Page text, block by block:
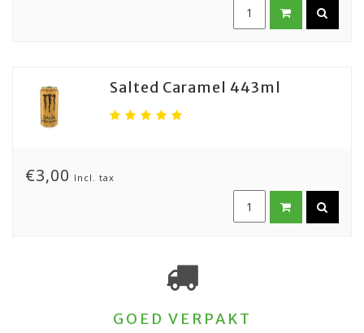
Salted Caramel 443ml
€3,00 Incl. tax
GOED VERPAKT